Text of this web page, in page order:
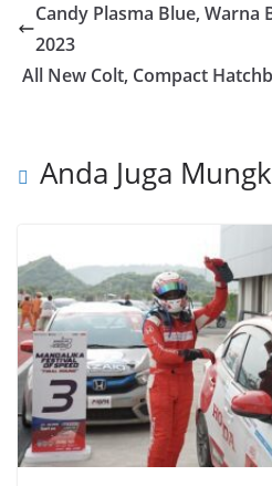
Candy Plasma Blue, Warna
2023
All New Colt, Compact
Anda Juga